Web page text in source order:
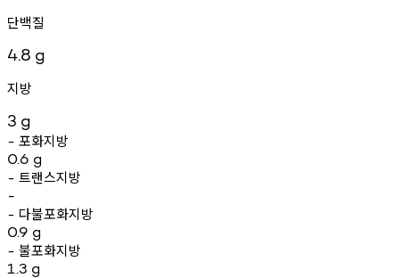
단백질
4.8 g
지방
3 g
- 포화지방
0.6 g
- 트랜스지방
-
- 다불포화지방
0.9 g
- 불포화지방
1.3 g